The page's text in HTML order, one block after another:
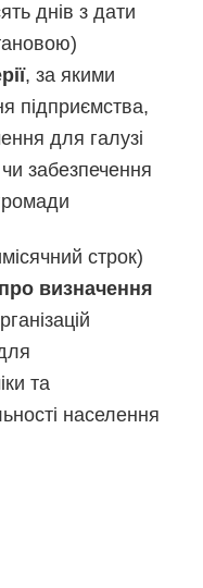
днів з дати
, за якими
підприємства,
для галузі
забезпечення
строк)
визначення
та
населення